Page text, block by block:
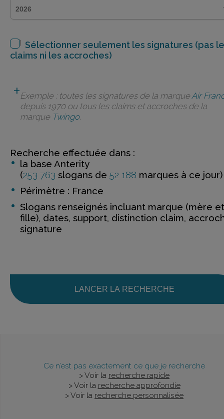
Sélectionner seulement les signatures (pas
claims ni les accroches)
Exemple : toutes les signatures de la marqueAir
depuis 1970 ou tous les claims et accroches de la
marque Twingo.
Recherche effectuée dans :
la base Anterity
(253 763 slogans de 52 188 marques à ce jour)
Périmètre : France
Slogans renseignés incluant marque (mère et
fille), dates, support, distinction claim,
signature
LANCER LA RECHERCHE
Ce n’est pas exactement ce que je recherche
> Voir la recherche rapide
> Voir la recherche approfondie
> Voir la recherche personnalisée